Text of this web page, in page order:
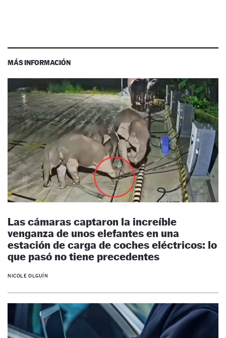
MÁS INFORMACIÓN
Las cámaras captaron la increíble
venganza de unos elefantes en una
estación de carga de coches eléctricos: lo
que pasó no tiene precedentes
NICOLE OLGUÍN